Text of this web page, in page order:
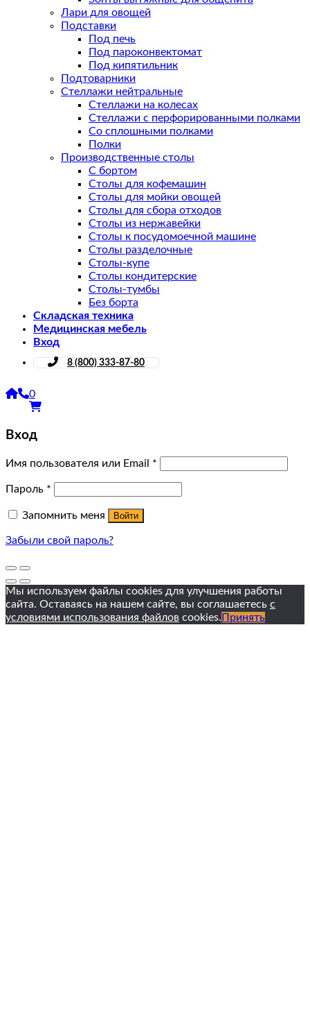
Лари для овощей
Подставки
Под печь
Под пароконвектомат
Под кипятильник
Подтоварники
Стеллажи нейтральные
Стеллажи на колесах
Стеллажи с перфорированными полками
Со сплошными полками
Полки
Производственные столы
С бортом
Столы для кофемашин
Столы для мойки овощей
Столы для сбора отходов
Столы из нержавейки
Столы к посудомоечной машине
Столы разделочные
Столы-купе
Столы кондитерские
Столы-тумбы
Без борта
Складская техника
Медицинская мебель
Вход
8 (800) 333-87-80
0
Вход
Имя пользователя или Email *
Пароль *
Запомнить меня Войти
Забыли свой пароль?
Мы используем файлы cookies для улучшения работы
сайта. Оставаясь на нашем сайте, вы соглашаетесь с
условиями использования файлов cookies. Принять